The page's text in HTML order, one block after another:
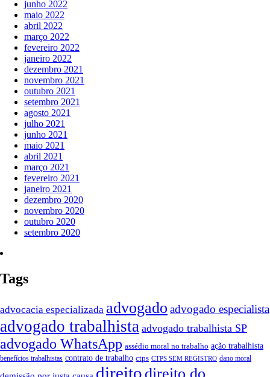
junho 2022
maio 2022
abril 2022
março 2022
fevereiro 2022
janeiro 2022
dezembro 2021
novembro 2021
outubro 2021
setembro 2021
agosto 2021
julho 2021
junho 2021
maio 2021
abril 2021
março 2021
fevereiro 2021
janeiro 2021
dezembro 2020
novembro 2020
outubro 2020
setembro 2020
Tags
advocacia especializada advogado advogado especialista
advogado trabalhista advogado trabalhista SP
advogado WhatsApp assédio moral no trabalho ação trabalhista
benefícios trabalhistas contrato de trabalho ctps CTPS SEM REGISTRO dano moral
direito